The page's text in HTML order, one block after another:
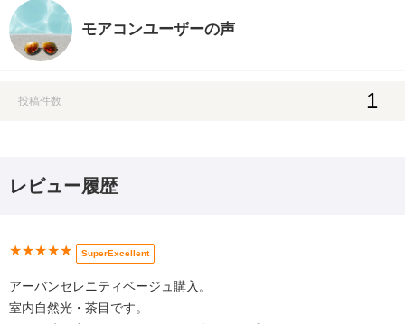
モアコンユーザーの声
投稿件数 1
レビュー履歴
★★★★★ SuperExcellent
アーバンセレニティベージュ購入。
室内自然光・茶目です。